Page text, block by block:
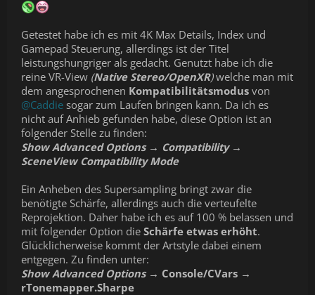
Getestet habe ich es mit 4K Max Details, Index und
Gamepad Steuerung, allerdings ist der Titel
leistungshungriger als gedacht. Genutzt habe ich die
reine VR-View (Native Stereo/OpenXR)welche man mit
dem angesprochenen Kompatibilitätsmodus von
@Caddie sogar zum Laufen bringen kann. Da ich es
nicht auf Anhieb gefunden habe, diese Option ist an
folgender Stelle zu finden:
Show Advanced Options → Compatibility →
SceneView Compatibility Mode
Ein Anheben des Supersampling bringt zwar die
benötigte Schärfe, allerdings auch die verteufelte
Reprojektion. Daher habe ich es auf 100 % belassen und
mit folgender Option die Schärfe etwas erhöht.
Glücklicherweise kommt der Artstyle dabei einem
entgegen. Zu finden unter:
Show Advanced Options → Console/CVars →
rTonemapper.Sharpe